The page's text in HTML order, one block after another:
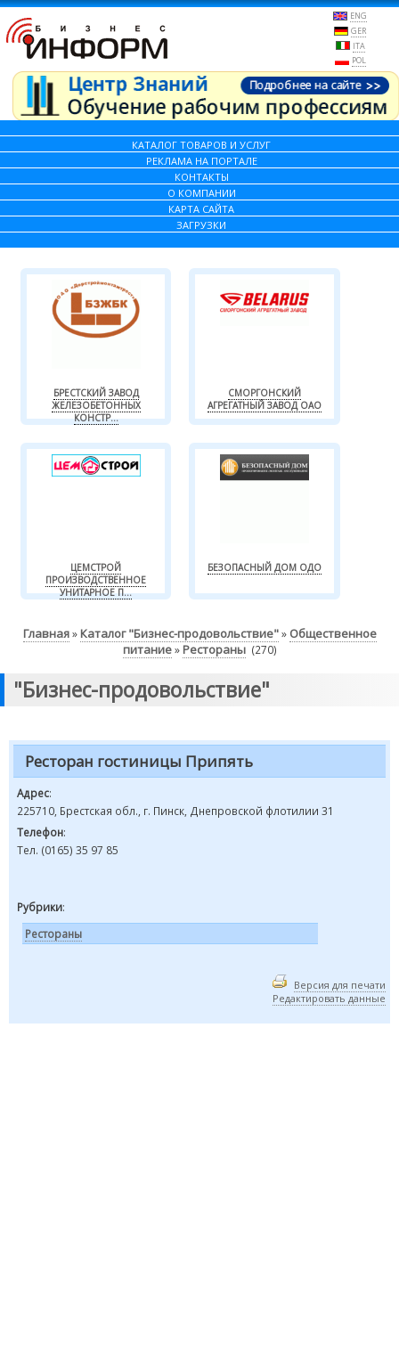
ENG
GER
ITA
POL
КАТАЛОГ ТОВАРОВ И УСЛУГ
РЕКЛАМА НА ПОРТАЛЕ
КОНТАКТЫ
О КОМПАНИИ
КАРТА САЙТА
ЗАГРУЗКИ
БРЕСТСКИЙ ЗАВОД
ЖЕЛЕЗОБЕТОННЫХ
КОНСТР...
СМОРГОНСКИЙ
АГРЕГАТНЫЙ ЗАВОД ОАО
ЦЕМСТРОЙ
ПРОИЗВОДСТВЕННОЕ
УНИТАРНОЕ П...
БЕЗОПАСНЫЙ ДОМ ОДО
Главная» Каталог "Бизнес-продовольствие"» Общественное
питание» Рестораны(270)
"Бизнес-продовольствие"
Ресторан гостиницы Припять
Адрес:
225710, Брестская обл., г. Пинск, Днепровской флотилии 31
Телефон:
Тел. (0165) 35 97 85
Рубрики:
Рестораны
Версия для печати
Редактировать данные